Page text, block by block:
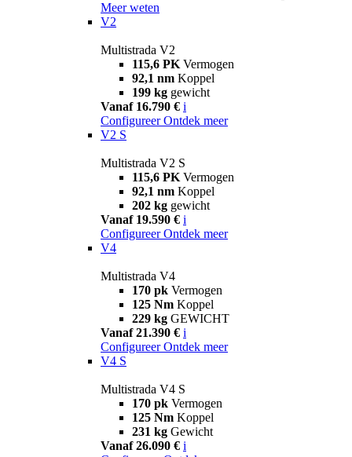
Meer weten
V2
Multistrada V2
115,6 PK Vermogen
92,1 nm Koppel
199 kg gewicht
Vanaf 16.790 € i
Configureer Ontdek meer
V2 S
Multistrada V2 S
115,6 PK Vermogen
92,1 nm Koppel
202 kg gewicht
Vanaf 19.590 € i
Configureer Ontdek meer
V4
Multistrada V4
170 pk Vermogen
125 Nm Koppel
229 kg GEWICHT
Vanaf 21.390 € i
Configureer Ontdek meer
V4 S
Multistrada V4 S
170 pk Vermogen
125 Nm Koppel
231 kg Gewicht
Vanaf 26.090 € i